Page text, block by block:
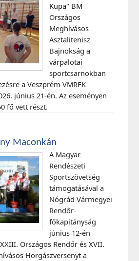
Kupa" BM
Országos
Meghívásos
Asztalitenisz
Bajnokság a
várpalotai
sportcsarnokban
a Veszprém VMRFK
június 21-én. Az eseményen
fő vett részt.
Maconkán
A Magyar
Rendészeti
Sportszövetség
támogatásával a
Nógrád Vármegyei
Rendőr-
főkapitányság
június 12-én
Országos Rendőr és XVII.
Horgászversenyt a